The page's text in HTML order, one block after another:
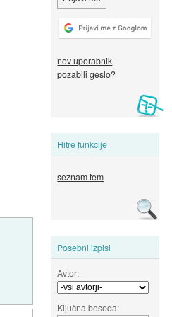
nov uporabnik
pozabili geslo?
Hitre funkcije
seznam tem
Posebni izpisi
Avtor:
Ključna beseda: